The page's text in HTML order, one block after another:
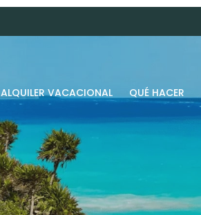
ALQUILER VACACIONAL QUÉ HACER